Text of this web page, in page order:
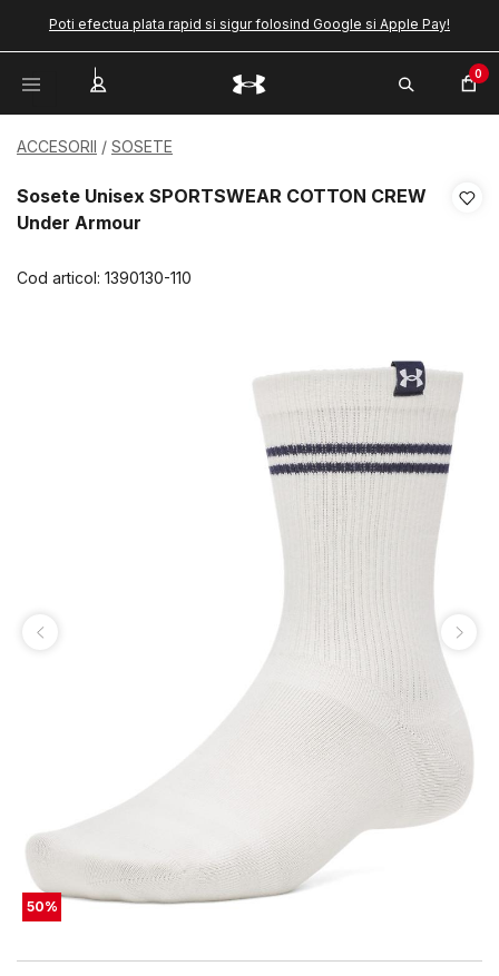
Poti efectua plata rapid si sigur folosind Google si Apple Pay!
0
ACCESORII SOSETE
Sosete Unisex SPORTSWEAR COTTON CREW
Under Armour
Cod articol: 1390130-110
50%